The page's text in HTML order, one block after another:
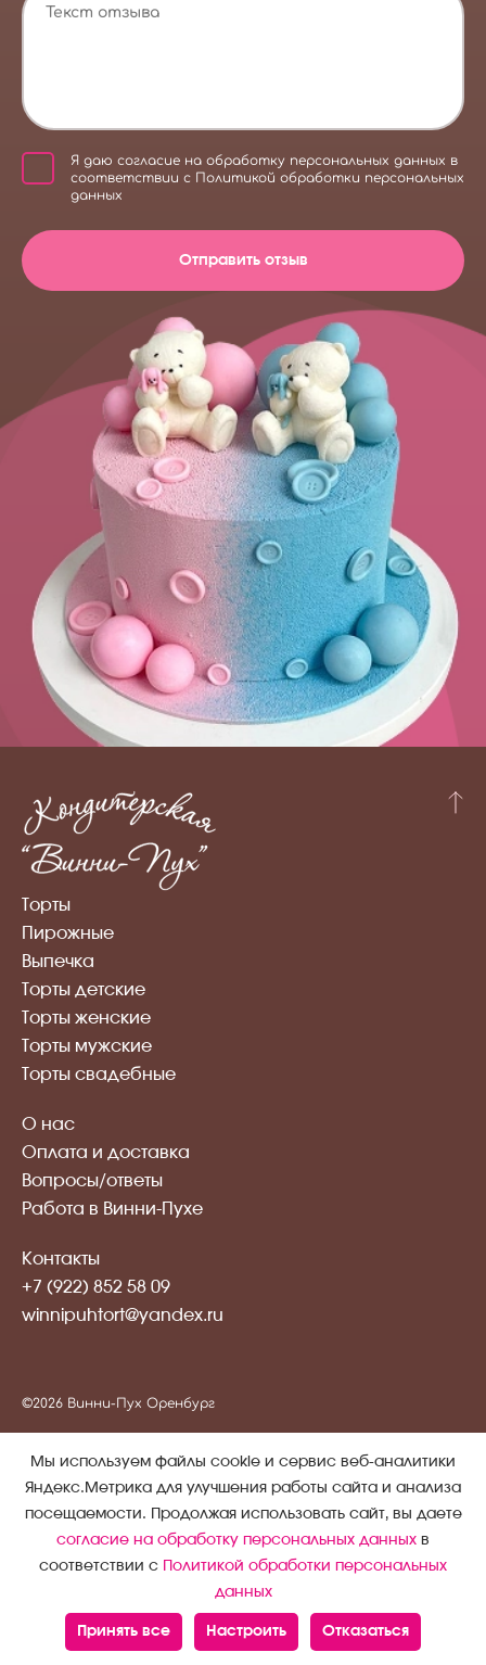
Я даю согласие на обработку персональных данных в
соответствии с Политикой обработки персональных
данных
Торты
Пирожные
Выпечка
Торты детские
Торты женские
Торты мужские
Торты свадебные
О нас
Оплата и доставка
Вопросы/ответы
Работа в Винни-Пухе
Контакты
+7 (922) 852 58 09
winnipuhtort@yandex.ru
©2026 Винни-Пух Оренбург
Политика обработки персональных данных
Согласие на обработку персональных данных
Согласие на получение информационных и рекламных
Создание сайта -Атвинта
Мы используем файлы cookie и сервис веб-аналитики
Яндекс.Метрика для улучшения работы сайта и анализа
посещаемости. Продолжая использовать сайт, вы даете
согласие на обработку персональных данных в
соответствии с
Политикой обработки персональных
данных
Принять все Настроить Отказаться